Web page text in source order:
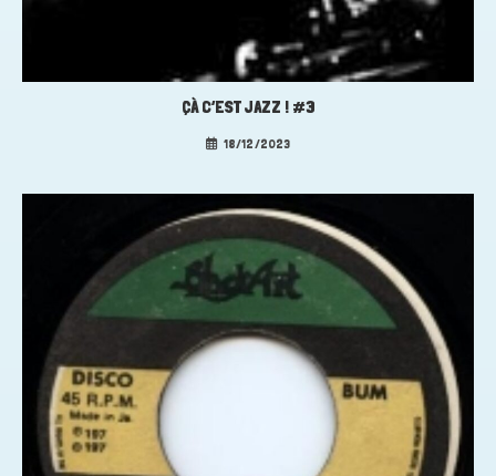
ÇÀ C’EST JAZZ ! #3
18/12/2023